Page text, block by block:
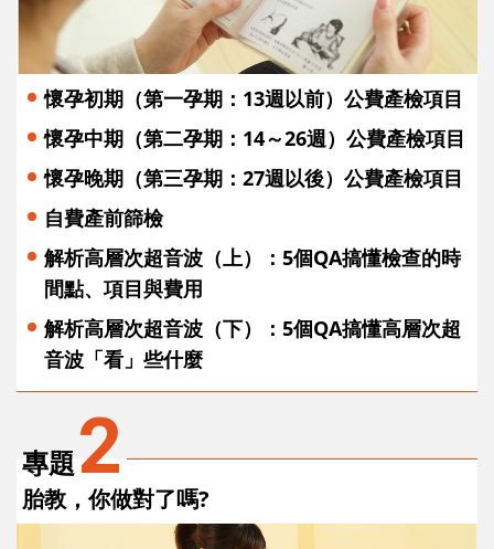
懷孕初期（第一孕期：13週以前）公費產檢項目
懷孕中期（第二孕期：14～26週）公費產檢項目
懷孕晚期（第三孕期：27週以後）公費產檢項目
自費產前篩檢
解析高層次超音波（上）：5個QA搞懂檢查的時
間點、項目與費用
解析高層次超音波（下）：5個QA搞懂高層次超
音波「看」些什麼
專題2
胎教，你做對了嗎?